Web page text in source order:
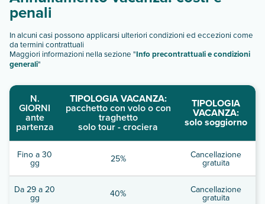
penali
In alcuni casi possono applicarsi ulteriori condizioni ed eccezioni come
da termini contrattuali
Maggiori informazioni nella sezione "Info precontrattuali e condizioni
generali"
N.
GIORNI
ante
partenza
TIPOLOGIA VACANZA:
pacchetto con volo o con
traghetto
solo tour - crociera
TIPOLOGIA
VACANZA:
solo soggiorno
Fino a 30
gg 25% Cancellazione
gratuita
Da 29 a 20
gg 40% Cancellazione
gratuita